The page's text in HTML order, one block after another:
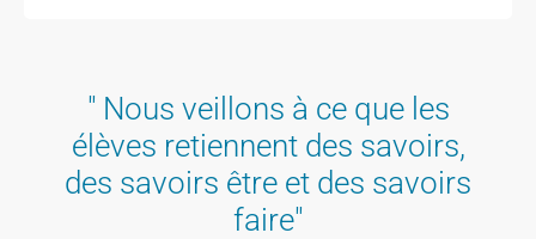
" Nous veillons à ce que les
élèves retiennent des savoirs,
des savoirs être et des savoirs
faire"